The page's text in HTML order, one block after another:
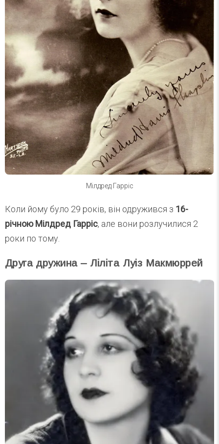
Мілдред Гарріс
Коли йому було 29 років, він одружився з 16-
річною Мілдред Гарріс, але вони розлучилися 2
роки по тому.
Друга дружина – Ліліта Луіз Макмюррей